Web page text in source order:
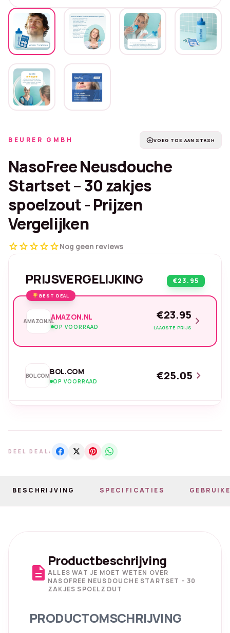
BEURER GMBH add_circleVOEG TOE AAN STASH
NasoFree Neusdouche
Startset – 30 zakjes
spoelzout - Prijzen
Vergelijken
starstarstarstarstarNog geen reviews
PRIJSVERGELIJKING €23.95
BEST DEAL
AMAZON.NLAMAZON.NL
OP VOORRAAD
€23.95
LAAGSTE PRIJS chevron_right
BOL.COMBOL.COM
OP VOORRAAD €25.05 chevron_right
DEEL DEAL:
BESCHRIJVING SPECIFICATIES
description
Productbeschrijving
ALLES WAT JE MOET WETEN OVER
NASOFREE NEUSDOUCHE STARTSET – 30
ZAKJES SPOELZOUT
PRODUCTOMSCHRIJVING